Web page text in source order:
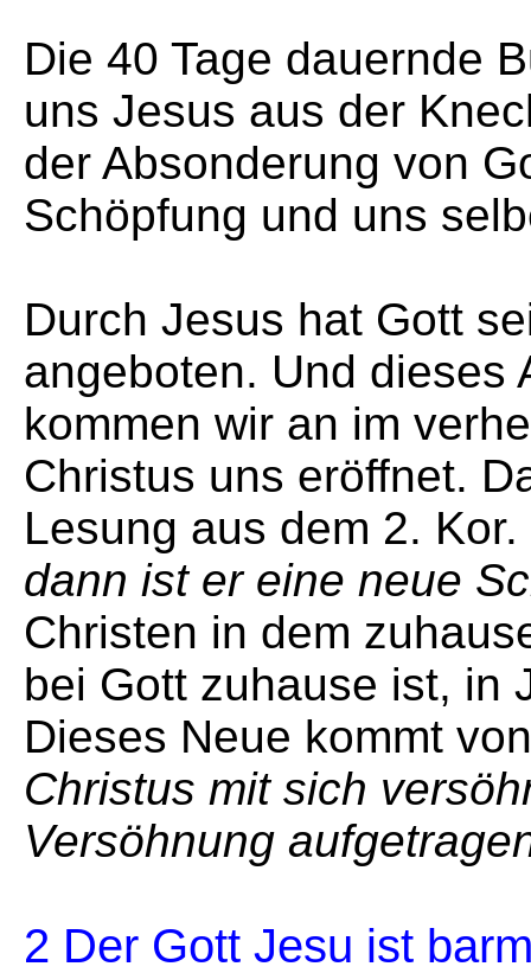
Die 40 Tage dauernde
uns Jesus aus der
der Absonderung von
Schöpfung und uns
Durch Jesus hat Gott
angeboten. Und dieses
kommen wir an im
Christus uns eröffnet.
Lesung aus dem 2. Kor.
dann ist er eine neue
Christen in dem
bei Gott zuhause ist, in
Dieses Neue kommt
Christus mit sich
Versöhnung
2 Der Gott Jesu ist